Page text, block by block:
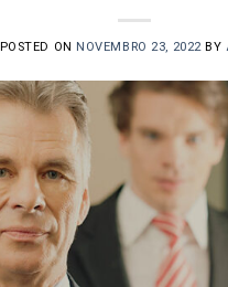
POSTED ON NOVEMBRO 23, 2022 BY